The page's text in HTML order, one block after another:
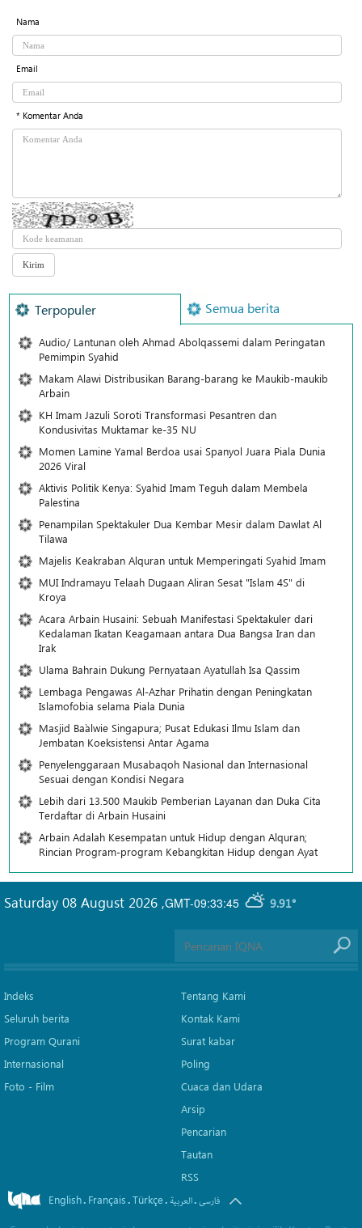
Nama
Email
* Komentar Anda
Terpopuler Semua berita
Audio/ Lantunan oleh Ahmad Abolqassemi dalam Peringatan
Pemimpin Syahid
Makam Alawi Distribusikan Barang-barang ke Maukib-maukib
Arbain
KH Imam Jazuli Soroti Transformasi Pesantren dan
Kondusivitas Muktamar ke-35 NU
Momen Lamine Yamal Berdoa usai Spanyol Juara Piala Dunia
2026 Viral
Aktivis Politik Kenya: Syahid Imam Teguh dalam Membela
Palestina
Penampilan Spektakuler Dua Kembar Mesir dalam Dawlat Al
Tilawa
Majelis Keakraban Alquran untuk Memperingati Syahid Imam
MUI Indramayu Telaah Dugaan Aliran Sesat "Islam 4S" di
Kroya
Acara Arbain Husaini: Sebuah Manifestasi Spektakuler dari
Kedalaman Ikatan Keagamaan antara Dua Bangsa Iran dan
Irak
Ulama Bahrain Dukung Pernyataan Ayatullah Isa Qassim
Lembaga Pengawas Al-Azhar Prihatin dengan Peningkatan
Islamofobia selama Piala Dunia
Masjid Ba`alwie Singapura; Pusat Edukasi Ilmu Islam dan
Jembatan Koeksistensi Antar Agama
Penyelenggaraan Musabaqoh Nasional dan Internasional
Sesuai dengan Kondisi Negara
Lebih dari 13.500 Maukib Pemberian Layanan dan Duka Cita
Terdaftar di Arbain Husaini
Arbain Adalah Kesempatan untuk Hidup dengan Alquran;
Rincian Program-program Kebangkitan Hidup dengan Ayat
GMT-09:33:45 9.91°
Saturday 08 August 2026 ,
Indeks
Seluruh berita
Program Qurani
Internasional
Foto - Film
Tentang Kami
Kontak Kami
Surat kabar
Poling
Cuaca dan Udara
Arsip
Pencarian
Tautan
RSS
English. Français.Türkçe. العربیة.فارسی